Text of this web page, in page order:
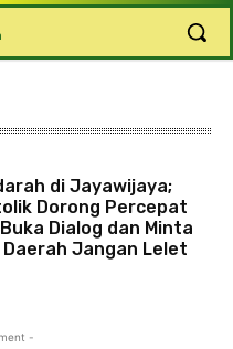
di Jayawijaya;
Dorong Percepat
Dialog dan Minta
Jangan Lelet
-